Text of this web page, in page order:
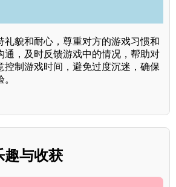
礼貌和耐心，尊重对方的游戏习惯和
通，及时反馈游戏中的情况，帮助对
控制游戏时间，避免过度沉迷，确保
趣与收获